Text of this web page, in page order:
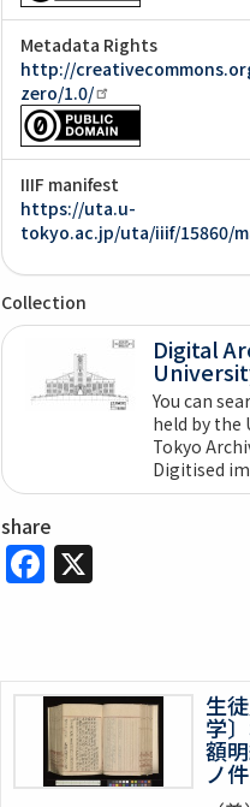
Metadata Rights
http://
zero/1.0/
IIIF manifest
https://uta.u-
tokyo.ac.jp/uta/iiif/15860/
Collection
Digital
You can
held by the
Tokyo
Digitised
share
Facebook
X
生
学
額
ノ件